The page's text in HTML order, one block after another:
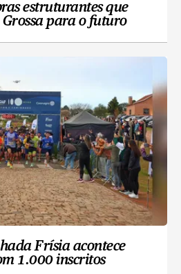
estruturantes que
para o futuro
Frísia acontece
1.000 inscritos